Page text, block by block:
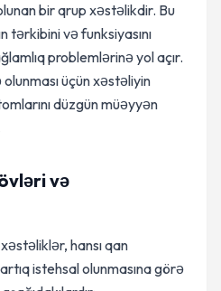
bir qrup xəstəlikdir. Bu
və funksiyasını
problemlərinə yol açır.
üçün xəstəliyin
düzgün müəyyən
və
hansı qan
istehsal olunmasına görə